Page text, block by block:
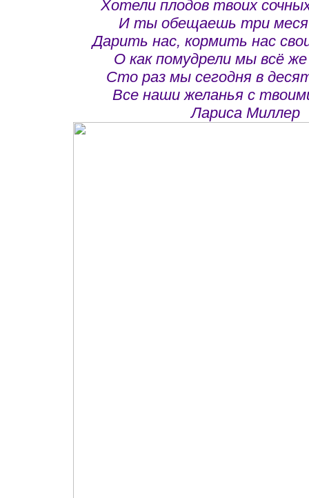
Хотели плодов твоих
И ты обещаешь три
Дарить нас, кормить нас
О как помудрели мы всё
Сто раз мы сегодня в
Все наши желанья с
Лариса Миллер